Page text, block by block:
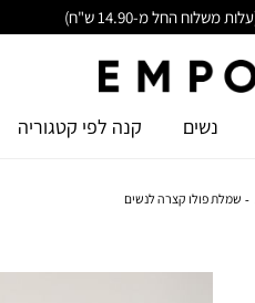
נשים קנה לפי קטגוריה
שמלת פולו קצרה לנשים